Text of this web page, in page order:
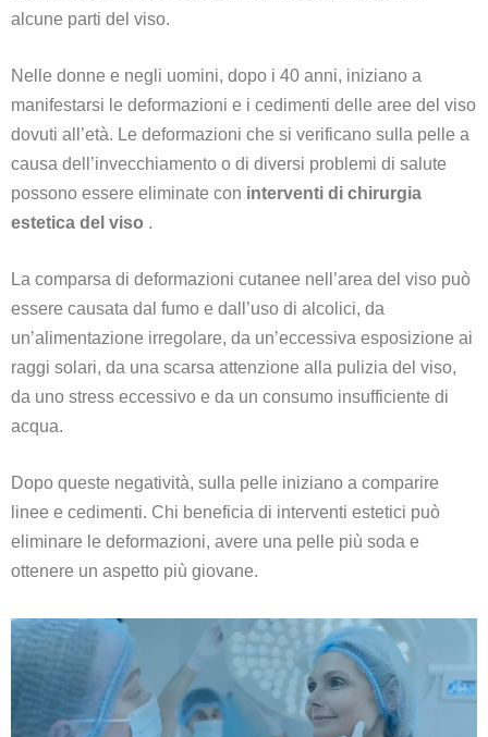
alcune parti del viso.
Nelle donne e negli uomini, dopo i 40 anni, iniziano a
manifestarsi le deformazioni e i cedimenti delle aree del viso
dovuti all’età. Le deformazioni che si verificano sulla pelle a
causa dell’invecchiamento o di diversi problemi di salute
possono essere eliminate con interventi di chirurgia
estetica del viso .
La comparsa di deformazioni cutanee nell’area del viso può
essere causata dal fumo e dall’uso di alcolici, da
un’alimentazione irregolare, da un’eccessiva esposizione ai
raggi solari, da una scarsa attenzione alla pulizia del viso,
da uno stress eccessivo e da un consumo insufficiente di
acqua.
Dopo queste negatività, sulla pelle iniziano a comparire
linee e cedimenti. Chi beneficia di interventi estetici può
eliminare le deformazioni, avere una pelle più soda e
ottenere un aspetto più giovane.